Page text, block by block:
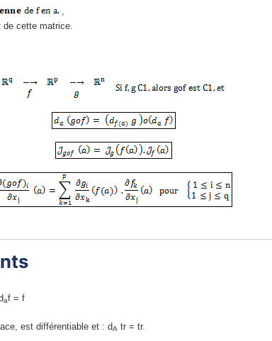
,
cette matrice.
af = f
est différentiable et : dA tr = tr.